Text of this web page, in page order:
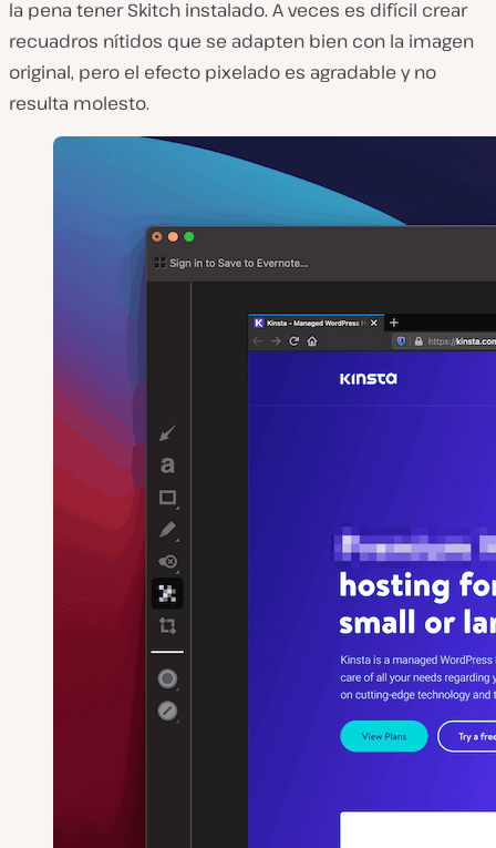
la pena tener Skitch instalado. A veces es difícil crear
recuadros nítidos que se adapten bien con la imagen
original, pero el efecto pixelado es agradable y no
resulta molesto.